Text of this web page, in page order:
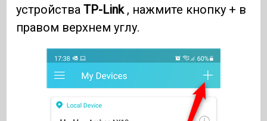
устройстваTP-Link, нажмите кнопку + в
правом верхнем углу.